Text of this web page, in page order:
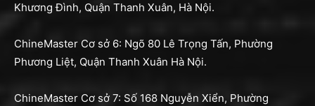
Khương Đình, Quận Thanh Xuân, Hà Nội.
ChineMaster Cơ sở 6: Ngõ 80 Lê Trọng Tấn, Phường
Phương Liệt, Quận Thanh Xuân Hà Nội.
ChineMaster Cơ sở 7: Số 168 Nguyễn Xiển, Phường